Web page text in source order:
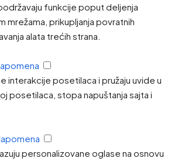
funkcije poput deljenja
mrežama, prikupljanja povratnih
alata trećih strana.
interakcije posetilaca i pružaju uvide u
posetilaca, stopa napuštanja sajta i
personalizovane oglase na osnovu